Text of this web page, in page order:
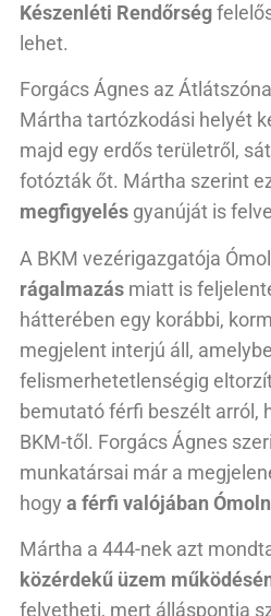
Készenléti Rendőrség
lehet.
Forgács Ágnes az
Mártha tartózkodási helyét
majd egy erdős területről,
fotózták őt. Mártha szerint
megfigyelés gyanúját is
A BKM vezérigazgatója
rágalmazás miatt is
hátterében egy korábbi,
megjelent interjú áll,
felismerhetetlenségig
bemutató férfi beszélt arról,
BKM-től. Forgács Ágnes
munkatársai már a
hogy a férfi valójában
Mártha a 444-nek azt
közérdekű üzem
felvetheti, mert álláspontja